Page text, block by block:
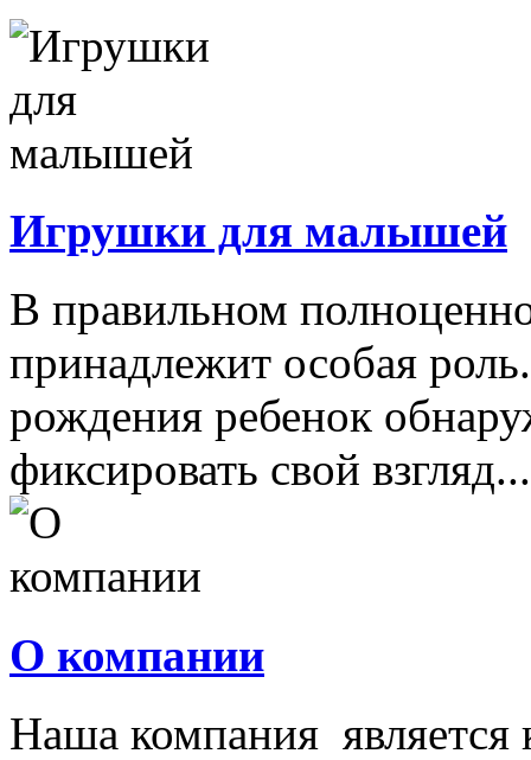
Игрушки для малышей
В правильном
принадлежит особая
рождения ребенок
фиксировать свой взгляд...
О компании
Наша компания